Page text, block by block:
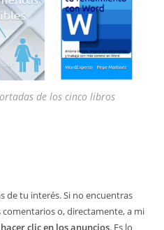
de los cinco libros
de tu interés. Si no encuentras
o, directamente, a mi
clic en los anuncios. Es lo